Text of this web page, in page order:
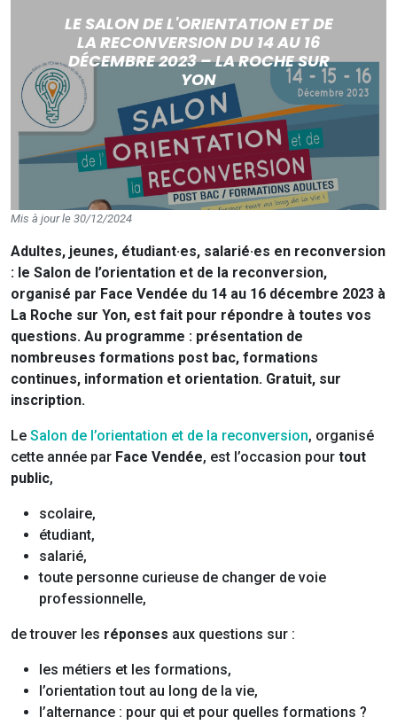
LE SALON DE L'ORIENTATION ET DE
LA RECONVERSION DU 14 AU 16
DÉCEMBRE 2023 – LA ROCHE SUR
YON
Mis à jour le 30/12/2024
Adultes, jeunes, étudiant·es, salarié·es en reconversion
: le Salon de l’orientation et de la reconversion,
organisé par Face Vendée du 14 au 16 décembre 2023 à
La Roche sur Yon, est fait pour répondre à toutes vos
questions. Au programme : présentation de
nombreuses formations post bac, formations
continues, information et orientation. Gratuit, sur
inscription.
Le Salon de l’orientation et de la reconversion, organisé
cette année par Face Vendée, est l’occasion pour tout
public,
scolaire,
étudiant,
salarié,
toute personne curieuse de changer de voie
professionnelle,
de trouver les réponses aux questions sur :
les métiers et les formations,
l’orientation tout au long de la vie,
l’alternance : pour qui et pour quelles formations ?